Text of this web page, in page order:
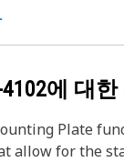
에 대한
Plate
allow for the